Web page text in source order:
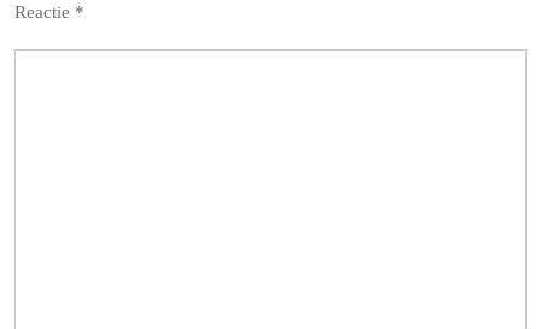
Reactie *